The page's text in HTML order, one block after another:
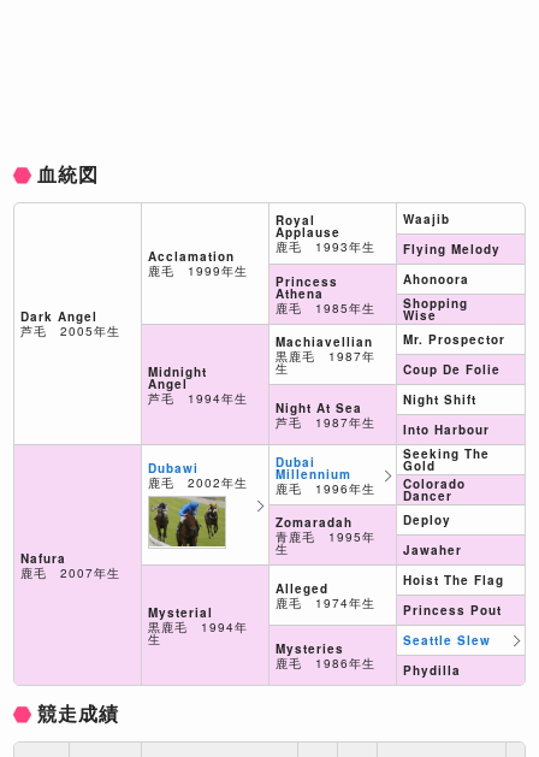
血統図
Dark Angel
芦毛 2005年生
Nafura
鹿毛 2007年生
Acclamation
鹿毛 1999年生
Midnight
Angel
芦毛 1994年生
Dubawi
鹿毛 2002年生
Mysterial
黒鹿毛 1994年
生
Royal
Applause
鹿毛 1993年生
Princess
Athena
鹿毛 1985年生
Machiavellian
黒鹿毛 1987年
生
Night At Sea
芦毛 1987年生
Dubai
Millennium
鹿毛 1996年生
Zomaradah
青鹿毛 1995年
生
Alleged
鹿毛 1974年生
Mysteries
鹿毛 1986年生
Waajib
Flying Melody
Ahonoora
Shopping
Wise
Mr. Prospector
Coup De Folie
Night Shift
Into Harbour
Seeking The
Gold
Colorado
Dancer
Deploy
Jawaher
Hoist The Flag
Princess Pout
Seattle Slew
Phydilla
競走成績